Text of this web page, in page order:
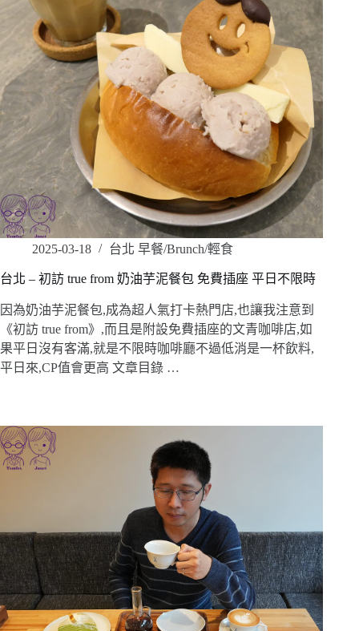
2025-03-18 台北 早餐/Brunch/輕食
台北 – 初訪 true from 奶油芋泥餐包 免費插座 平日不限時
因為奶油芋泥餐包,成為超人氣打卡熱門店,也讓我注意到
《初訪 true from》,而且是附設免費插座的文青咖啡店,如
果平日沒有客滿,就是不限時咖啡廳不過低消是一杯飲料,
平日來,CP值會更高 文章目錄 …